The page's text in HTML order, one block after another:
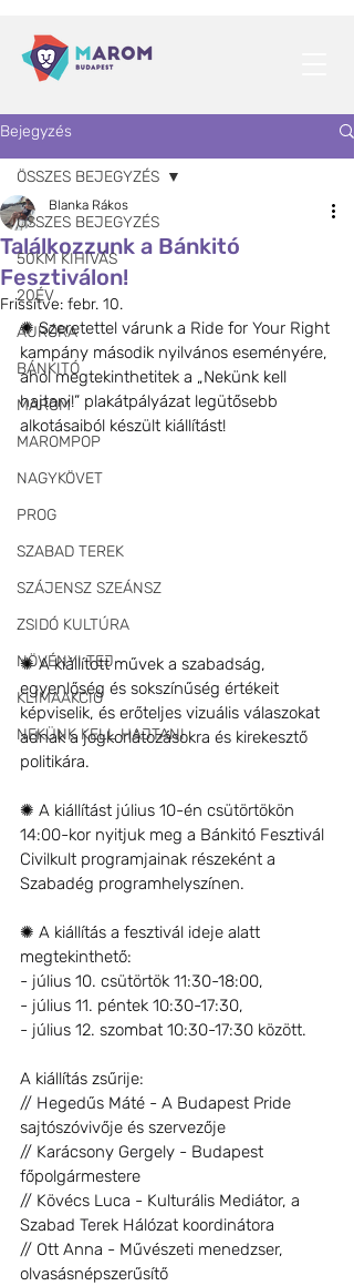
Bejegyzés
ÖSSZES BEJEGYZÉS
50KM KIHÍVÁS
20ÉV
AURÓRA
BÁNKITÓ
MAROM
MAROMPOP
NAGYKÖVET
PROG
SZABAD TEREK
SZÁJENSZ SZEÁNSZ
ZSIDÓ KULTÚRA
NÖVÉNYI TEJ
KLÍMAAKCIÓ
NEKÜNK KELL HAJTANI
ÖSSZES BEJEGYZÉS
Találkozzunk a Bánkitó
Fesztiválon!
Blanka Rákos
Frissítve: febr. 10.
✺ Szeretettel várunk a Ride for Your Right
kampány második nyilvános eseményére,
ahol megtekinthetitek a „Nekünk kell
hajtani!” plakátpályázat legütősebb
alkotásaiból készült kiállítást!
✺ A kiállított művek a szabadság,
egyenlőség és sokszínűség értékeit
képviselik, és erőteljes vizuális válaszokat
adnak a jogkorlátozásokra és kirekesztő
politikára.
✺ A kiállítást július 10-én csütörtökön
14:00-kor nyitjuk meg a Bánkitó Fesztivál
Civilkult programjainak részeként a
Szabadég programhelyszínen.
✺ A kiállítás a fesztivál ideje alatt
megtekinthető:
- július 10. csütörtök 11:30-18:00,
- július 11. péntek 10:30-17:30,
- július 12. szombat 10:30-17:30 között.
A kiállítás zsűrije:
// Hegedűs Máté - A Budapest Pride
sajtószóvivője és szervezője
// Karácsony Gergely - Budapest
főpolgármestere
// Kövécs Luca - Kulturális Mediátor, a
Szabad Terek Hálózat koordinátora
// Ott Anna - Művészeti menedzser,
olvasásnépszerűsítő